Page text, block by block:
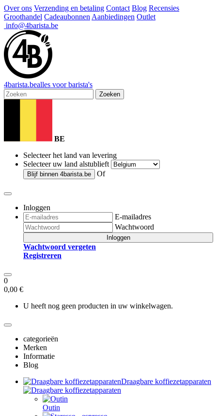
Over ons Verzending en betaling Contact Blog Recensies
Groothandel Cadeaubonnen Aanbiedingen Outlet
info@4barista.be
4barista.bealles voor barista's
Zoeken
BE
Selecteer het land van levering
Selecteer uw land alstublieft
Blijf binnen 4barista.be Of
Inloggen
E-mailadres
Wachtwoord
Inloggen
Wachtwoord vergeten
Registreren
0
0,00 €
U heeft nog geen producten in uw winkelwagen.
categorieën
Merken
Informatie
Blog
Draagbare koffiezetapparaten
Outin